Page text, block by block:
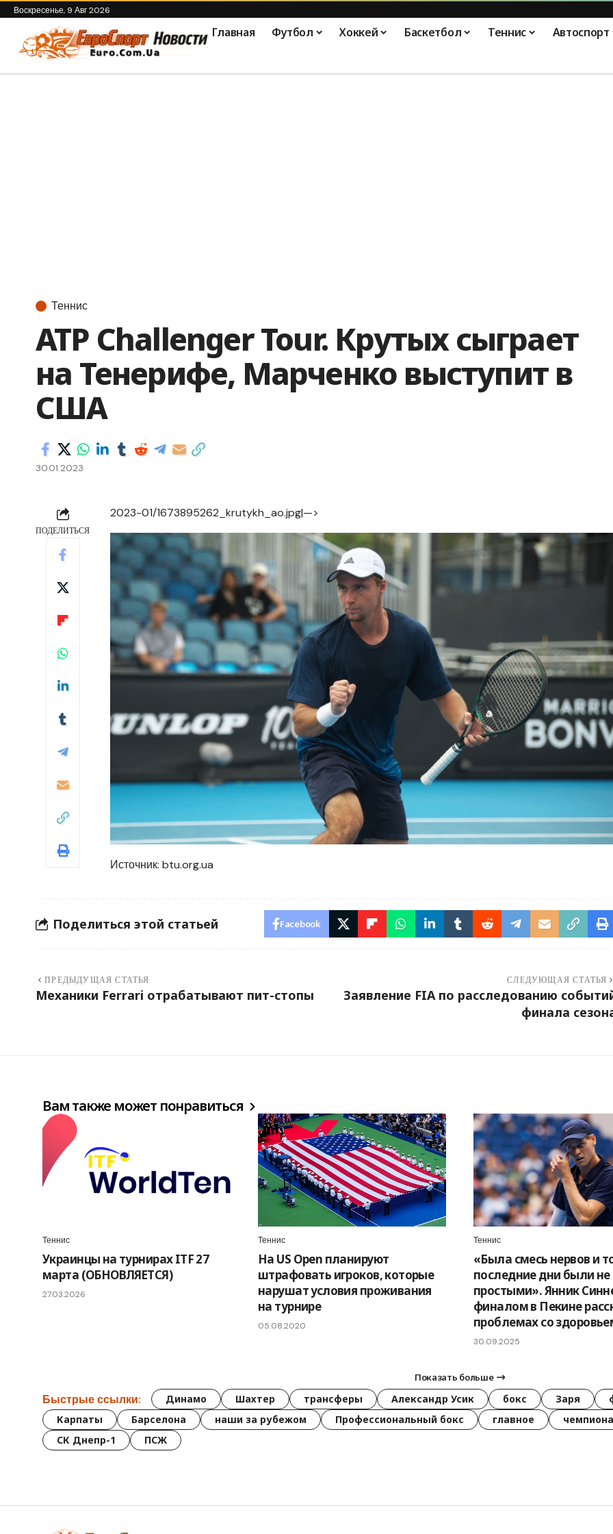
Воскресенье, 9 Авг 2026
Главная Футбол Хоккей Баскетбол Теннис Автоспорт
Теннис
ATP Challenger Tour. Крутых сыграет
на Тенерифе, Марченко выступит в
США
30.01.2023
ПОДЕЛИТЬСЯ
2023-01/1673895262_krutykh_ao.jpg|—>
Источник: btu.org.ua
Поделиться этой статьей Facebook
ПРЕДЫДУЩАЯ СТАТЬЯ
Механики Ferrari отрабатывают пит-стопы
СЛЕДУЮЩАЯ СТАТЬЯ
Заявление FIA по расследованию
финала
Вам также может понравиться
Теннис
Украинцы на турнирах ITF 27
марта (ОБНОВЛЯЕТСЯ)
27.03.2026
Теннис
На US Open планируют
штрафовать игроков, которые
нарушат условия проживания
на турнире
05.08.2020
Теннис
«Была смесь нервов и
последние дни были не
простыми». Янник
финалом в Пекине
проблемах со
30.09.2025
Показать больше
Быстрые ссылки: Динамо Шахтер трансферы Александр Усик бокс Заря
Карпаты
Барселона наши за рубежом Профессиональный бокс главное
СК Днепр-1
ПСЖ